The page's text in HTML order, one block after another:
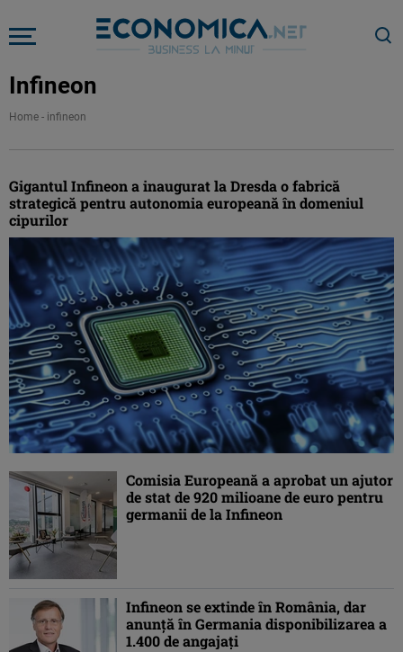
Infineon
Home - infineon
Gigantul Infineon a inaugurat la Dresda o fabrică
strategică pentru autonomia europeană în domeniul
cipurilor
Comisia Europeană a aprobat un ajutor
de stat de 920 milioane de euro pentru
germanii de la Infineon
Infineon se extinde în România, dar
anunță în Germania disponibilizarea a
1.400 de angajați